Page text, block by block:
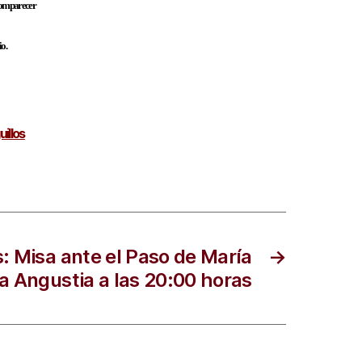
→
Misa ante el Paso de María
Angustia a las 20:00 horas